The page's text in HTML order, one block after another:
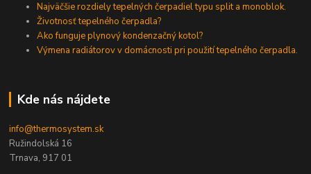
Najväčšie rozdiely tepelných čerpadiel typu split a monoblok.
Životnosť tepelného čerpadla?
Ako funguje plynový kondenzačný kotol?
Výmena radiátorov v domácnosti pri použití tepelného čerpadla.
Kde nás nájdete
info@thermosystem.sk
Ružindolská 16
Trnava, 917 01